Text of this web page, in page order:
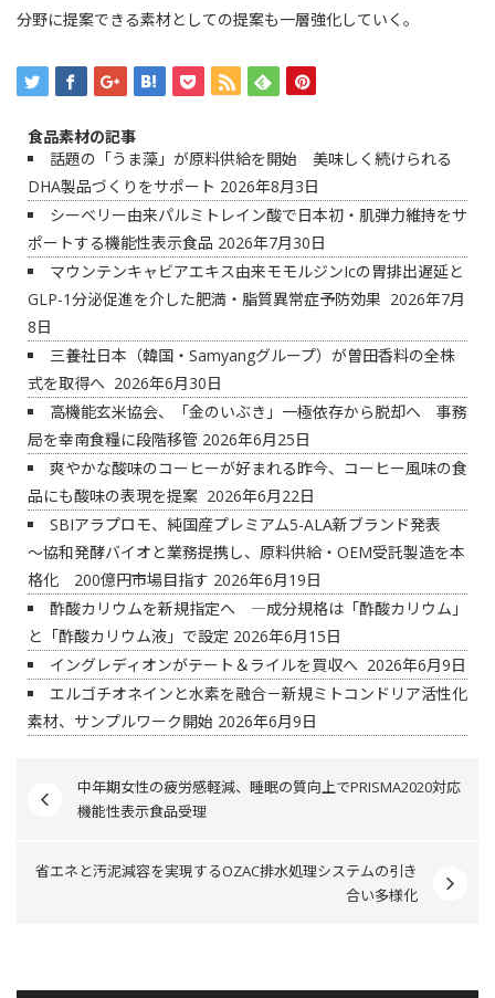
分野に提案できる素材としての提案も一層強化していく。
食品素材の記事
話題の「うま藻」が原料供給を開始 美味しく続けられる
DHA製品づくりをサポート 2026年8月3日
シーベリー由来パルミトレイン酸で日本初・肌弾力維持をサ
ポートする機能性表示食品 2026年7月30日
マウンテンキャビアエキス由来モモルジンIcの胃排出遅延と
GLP-1分泌促進を介した肥満・脂質異常症予防効果 2026年7月
8日
三養社日本（韓国・Samyangグループ）が曽田香料の全株
式を取得へ 2026年6月30日
高機能玄米協会、「金のいぶき」一極依存から脱却へ 事務
局を幸南食糧に段階移管 2026年6月25日
爽やかな酸味のコーヒーが好まれる昨今、コーヒー風味の食
品にも酸味の表現を提案 2026年6月22日
SBIアラプロモ、純国産プレミアム5-ALA新ブランド発表
～協和発酵バイオと業務提携し、原料供給・OEM受託製造を本
格化 200億円市場目指す 2026年6月19日
酢酸カリウムを新規指定へ ―成分規格は「酢酸カリウム」
と「酢酸カリウム液」で設定 2026年6月15日
イングレディオンがテート＆ライルを買収へ 2026年6月9日
エルゴチオネインと水素を融合－新規ミトコンドリア活性化
素材、サンプルワーク開始 2026年6月9日
中年期女性の疲労感軽減、睡眠の質向上でPRISMA2020対応
機能性表示食品受理
省エネと汚泥減容を実現するOZAC排水処理システムの引き
合い多様化